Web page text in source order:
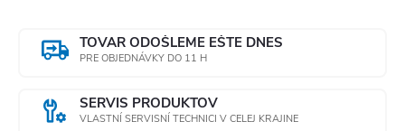
TOVAR ODOŠLEME EŠTE DNES
PRE OBJEDNÁVKY DO 11 H
SERVIS PRODUKTOV
VLASTNÍ SERVISNÍ TECHNICI V CELEJ KRAJINE